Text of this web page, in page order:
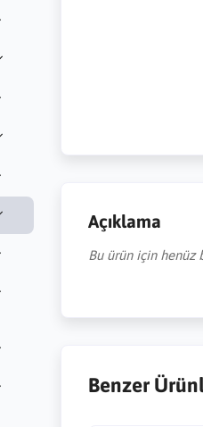
Açıklama
Bu ürün için henüz
Benzer